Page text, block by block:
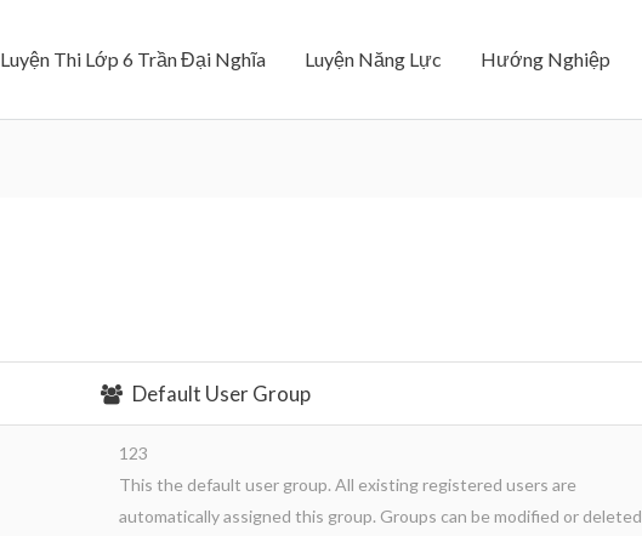
Luyện Thi Lớp 6 Trần Đại Nghĩa Luyện Năng Lực Hướng Nghiệp
Default User Group
123
This the default user group. All existing registered users are
automatically assigned this group. Groups can be modified or deleted